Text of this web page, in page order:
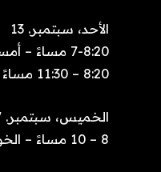
الأحد، سبتمبر. 13
7-8:20 مساءً – أمسية كرة القدم في أمريكا
8:20 – 11:30 مساءً – ليلة الأحد لكرة القدم (دالاس ضد نيويورك جاينتس)
الخميس، سبتمبر. 17
8 – 10 مساءً – الخونة: دماء جديدة